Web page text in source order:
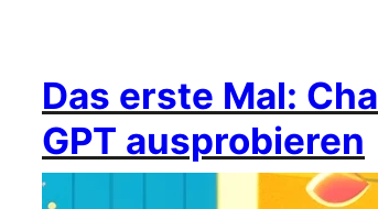
Das erste Mal:
GPT ausprobieren